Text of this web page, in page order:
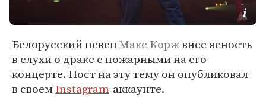
Белорусский певецМакс Коржвнес ясность
в слухи о драке с пожарными на его
концерте. Пост на эту тему он опубликовал
в своемInstagram-аккаунте.